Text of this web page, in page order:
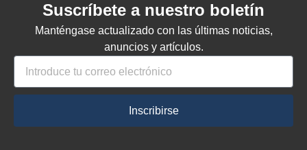
Suscríbete a nuestro boletín
Manténgase actualizado con las últimas noticias,
anuncios y artículos.
Inscribirse